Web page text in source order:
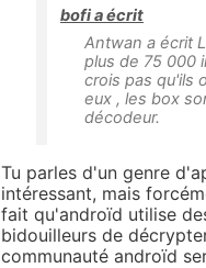
bofi a écrit
Antwan a écrit
plus de 75 000
crois pas qu'ils
eux , les box
décodeur.
Tu parles d'un genre
intéressant, mais
fait qu'androïd utilise
bidouilleurs de
communauté androïd